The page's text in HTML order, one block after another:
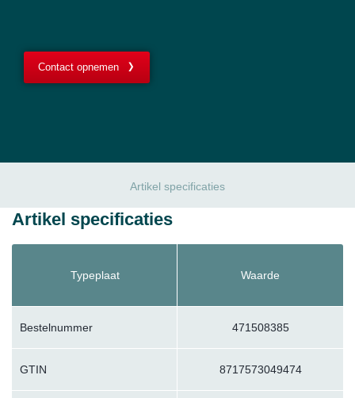
Contact opnemen
Artikel specificaties
Artikel specificaties
Typeplaat Waarde
Bestelnummer 471508385
GTIN 8717573049474